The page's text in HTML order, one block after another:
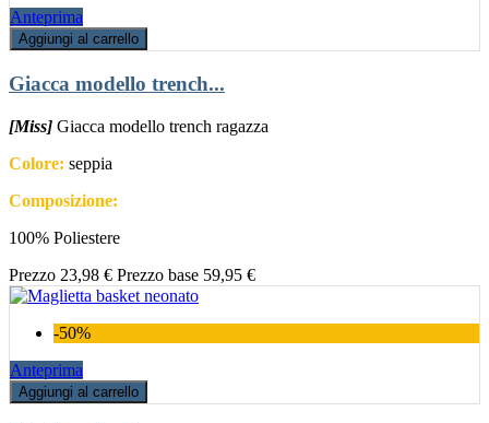
Anteprima
Aggiungi al carrello
Giacca modello trench...
[Miss] Giacca modello trench ragazza
Colore: seppia
Composizione:
100% Poliestere
Prezzo 23,98 € Prezzo base 59,95 €
-50%
Anteprima
Aggiungi al carrello